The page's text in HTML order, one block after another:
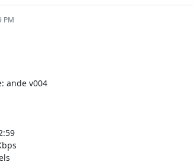
PM
ande v004